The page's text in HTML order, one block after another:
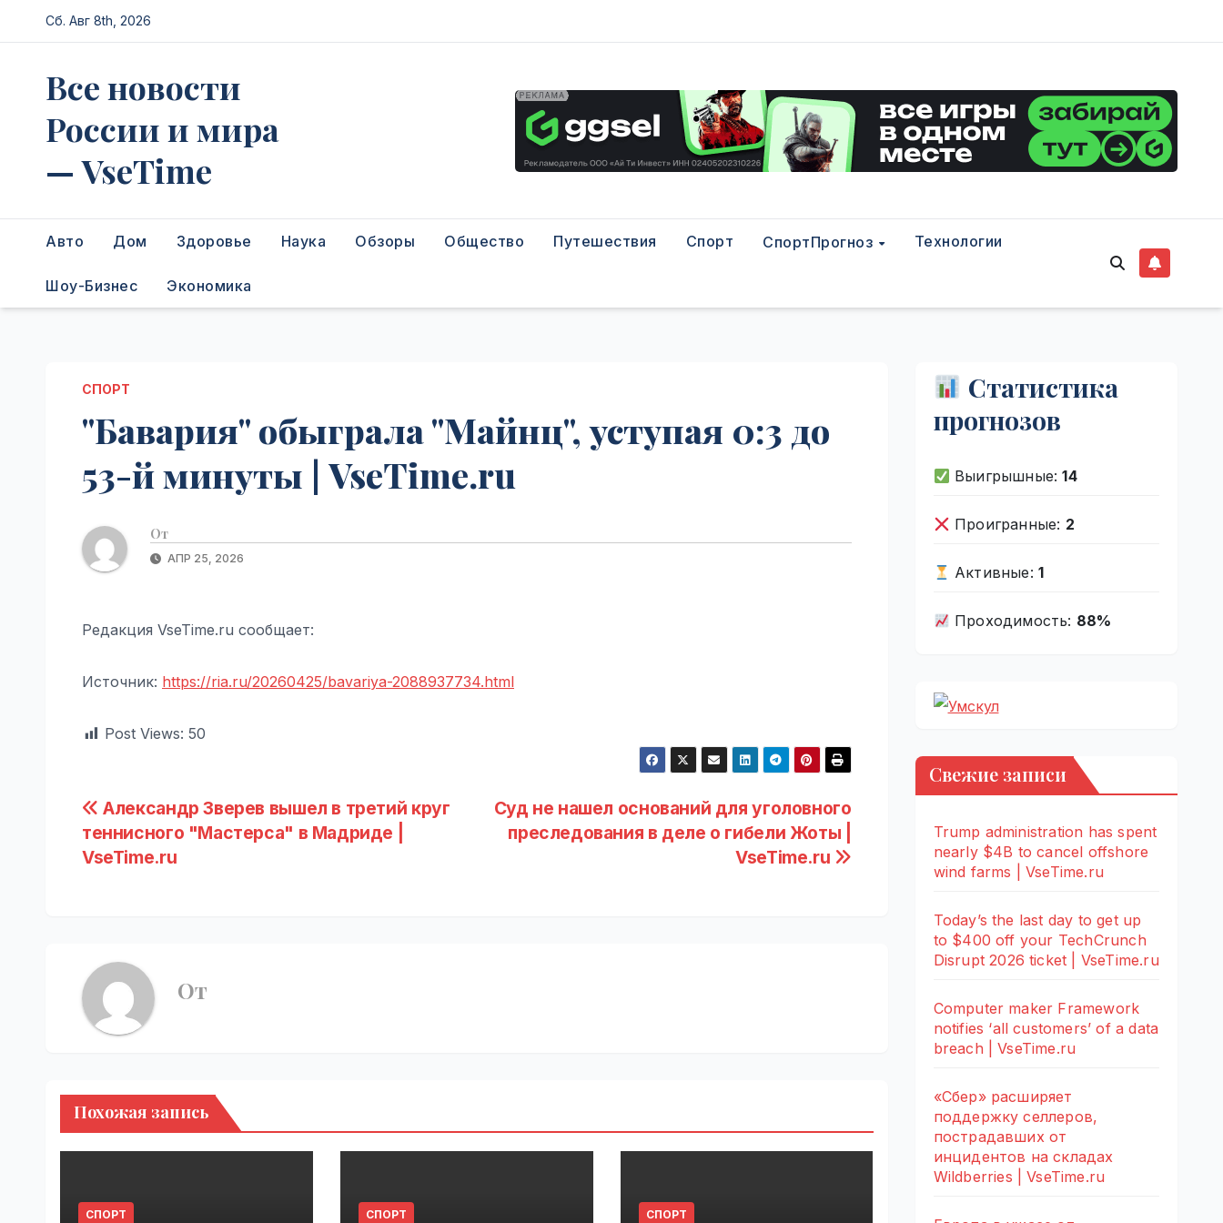
Перейти
к
Сб. Авг 8th, 2026
Все новости
России и мира
— VseTime
Авто Дом Здоровье Наука Обзоры Общество Путешествия Спорт СпортПрогноз Технологии
Шоу-Бизнес Экономика
СПОРТ
"Бавария" обыграла "Майнц", уступая 0:3 до
53-й минуты | VseTime.ru
От
АПР 25, 2026
Редакция VseTime.ru сообщает:
Источник: https://ria.ru/20260425/bavariya-2088937734.html
Post Views: 50
Навигация
по
Суд не нашел оснований для уголовного
преследования в деле о гибели Жоты |
VseTime.ru
Александр Зверев вышел в третий круг
теннисного "Мастерса" в Мадриде |
VseTime.ru
От
Похожая запись
СПОРТ СПОРТ СПОРТ
Статистика
прогнозов
Выигрышные:14
Проигранные: 2
Активные: 1
Проходимость: 88%
Свежие записи
Trump administration has spent
nearly $4B to cancel offshore
wind farms | VseTime.ru
Today’s the last day to get up
to $400 off your TechCrunch
Disrupt 2026 ticket | VseTime.ru
Computer maker Framework
notifies ‘all customers’ of a data
breach | VseTime.ru
«Сбер» расширяет
поддержку селлеров,
пострадавших от
инцидентов на складах
Wildberries | VseTime.ru